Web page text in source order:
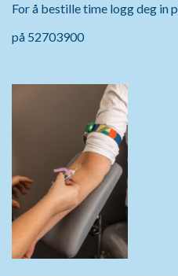
For å bestille time logg deg in
på 52703900